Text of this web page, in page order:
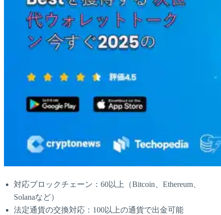
対応ブロックチェーン：60以上（Bitcoin、Ethereum、
Solanaなど）
法定通貨の交換対応：100以上の通貨で出金可能